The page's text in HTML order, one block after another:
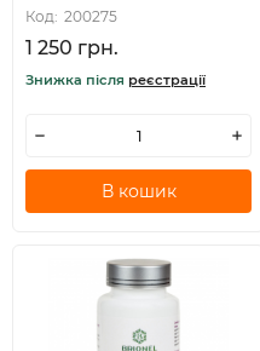
Код: 200275
1 250 грн.
Знижка після реєстрації
В кошик